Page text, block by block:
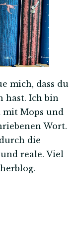
mich, dass du
hast. Ich bin
mit Mops und
Wort.
die
reale. Viel